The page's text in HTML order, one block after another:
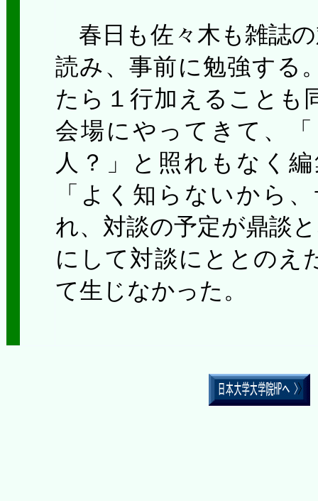
春日も佐々木も雑誌
読み、事前に勉強する
たら１行加えることも
会場にやってきて、
人？」と照れもなく
「よく知らないから
れ、対談の予定が鼎談
にして対談にととのえ
て生じなか